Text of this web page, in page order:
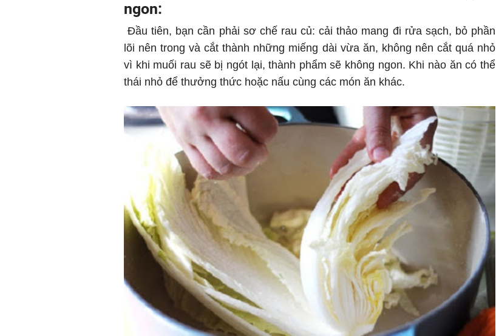
ngon:
Đầu tiên, bạn cần phải sơ chế rau củ: cải thảo mang đi rửa sạch, bỏ phần
lõi nên trong và cắt thành những miếng dài vừa ăn, không nên cắt quá nhỏ
vì khi muối rau sẽ bị ngót lại, thành phẩm sẽ không ngon. Khi nào ăn có thể
thái nhỏ để thưởng thức hoặc nấu cùng các món ăn khác.